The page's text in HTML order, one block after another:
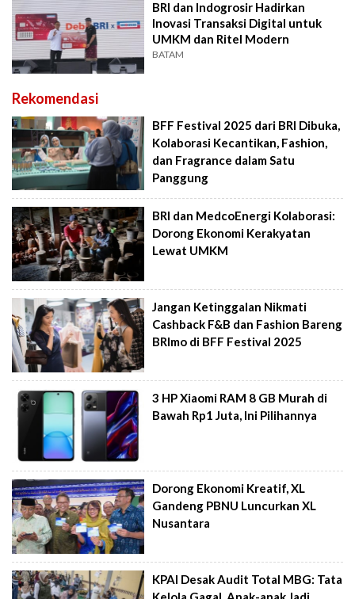
BRI dan Indogrosir Hadirkan
Inovasi Transaksi Digital untuk
UMKM dan Ritel Modern
BATAM
Rekomendasi
BFF Festival 2025 dari BRI Dibuka,
Kolaborasi Kecantikan, Fashion,
dan Fragrance dalam Satu
Panggung
BRI dan MedcoEnergi Kolaborasi:
Dorong Ekonomi Kerakyatan
Lewat UMKM
Jangan Ketinggalan Nikmati
Cashback F&B dan Fashion Bareng
BRImo di BFF Festival 2025
3 HP Xiaomi RAM 8 GB Murah di
Bawah Rp1 Juta, Ini Pilihannya
Dorong Ekonomi Kreatif, XL
Gandeng PBNU Luncurkan XL
Nusantara
KPAI Desak Audit Total MBG: Tata